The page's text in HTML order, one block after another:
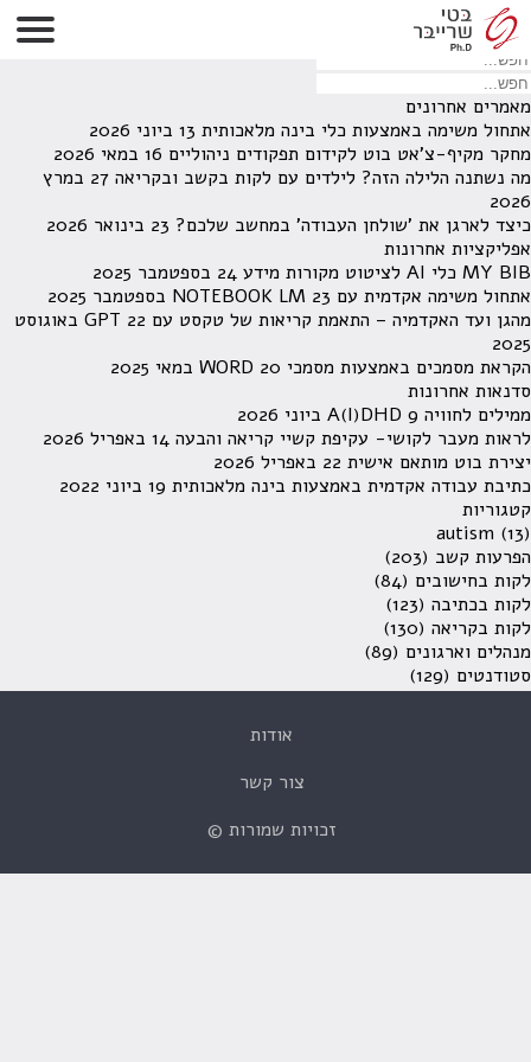
לא נמצאו תוצאות תחת קטגוריה זו.
מחפש משהו מסויים? השתמש בחיפוש
מאמרים אחרונים
אתחול משימה באמצעות כלי בינה מלאכותית 13 ביוני 2026
מחקר מקיף-צ'אט בוט לקידום תפקודים ניהוליים 16 במאי 2026
מה נשתנה הלילה הזה? לילדים עם לקות בקשב ובקריאה
27 במרץ
2026
כיצד לארגן את 'שולחן העבודה' במחשב שלכם? 23 בינואר 2026
אפליקציות אחרונות
MY BIB כלי AI לציטוט מקורות מידע
24 בספטמבר 2025
אתחול משימה אקדמית עם NOTEBOOK LM 23 בספטמבר 2025
מהגן ועד האקדמיה – התאמת קריאות של טקסט עם GPT
22 באוגוסט
2025
הקראת מסמכים באמצעות מסמכי WORD 20 במאי 2025
סדנאות אחרונות
ממילים לחוויה A(I)DHD 9 ביוני 2026
לראות מעבר לקושי- עקיפת קשיי קריאה והבעה 14 באפריל 2026
יצירת בוט מותאם אישית 22 באפריל 2026
כתיבת עבודה אקדמית באמצעות בינה מלאכותית 19 ביוני 2022
קטגוריות
autism (13)
הפרעות קשב (203)
לקות בחישובים (84)
לקות בכתיבה (123)
לקות בקריאה (130)
מנהלים וארגונים (89)
סטודנטים (129)
אודות
צור קשר
זכויות שמורות ©